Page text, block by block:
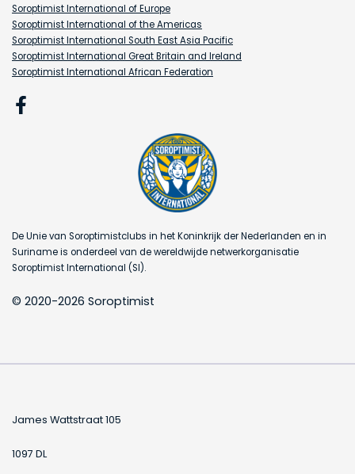
Soroptimist International of Europe
Soroptimist International of the Americas
Soroptimist International South East Asia Pacific
Soroptimist International Great Britain and Ireland
Soroptimist International African Federation
De Unie van Soroptimistclubs in het Koninkrijk der Nederlanden en in
Suriname is onderdeel van de wereldwijde netwerkorganisatie
Soroptimist International (SI).
© 2020-2026 Soroptimist
James Wattstraat 105
1097 DL